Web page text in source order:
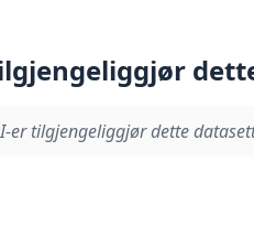
er tilgjengeliggjør dette